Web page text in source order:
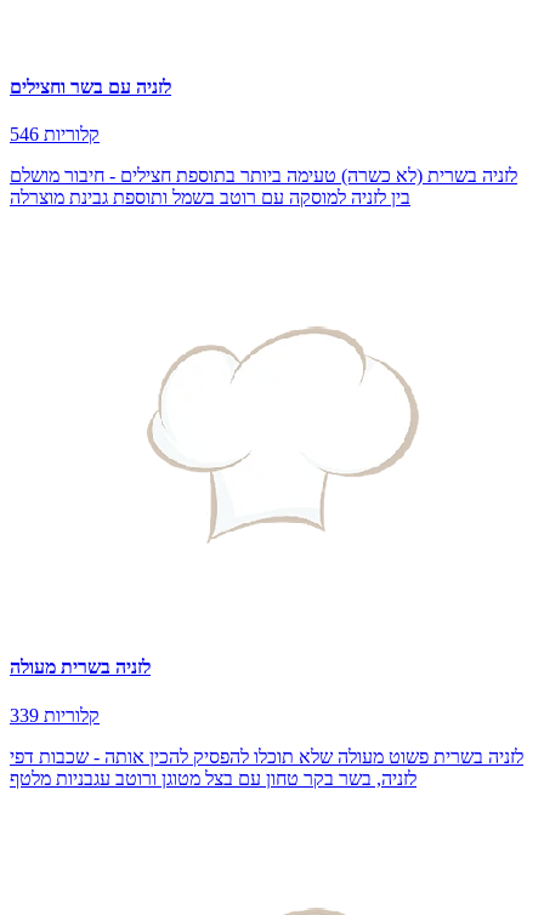
לזניה עם בשר וחצילים
546 קלוריות
לזניה בשרית (לא כשרה) טעימה ביותר בתוספת חצילים - חיבור מושלם
בין לזניה למוסקה עם רוטב בשמל ותוספת גבינת מוצרלה
לזניה בשרית מעולה
339 קלוריות
לזניה בשרית פשוט מעולה שלא תוכלו להפסיק להכין אותה - שכבות דפי
לזניה, בשר בקר טחון עם בצל מטוגן ורוטב עגבניות מלטף